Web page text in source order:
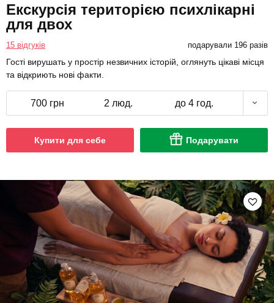
Екскурсія територією психлікарні
для двох
15 відгуків подарували 196 разів
Гості вирушать у простір незвичних історій, оглянуть цікаві місця
та відкриють нові факти.
700 грн 2 люд. до 4 год.
Купити для себе Подарувати